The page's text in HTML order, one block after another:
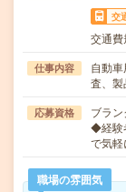
交
交通
仕事内容
自動
査、
応募資格
ブラ
◆経験
で気
職場の雰囲気